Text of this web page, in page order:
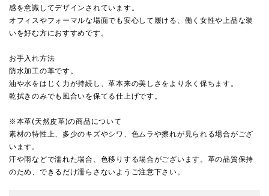
感を意識してデザインされています。
オフィスやフォーマルな場面でも安心して履ける、働く女性や上品な装
いを好む方におすすめです。
お手入れ方法
防水加工の革です。
油や水をはじく力が持続し、革本来の美しさをより永く保ちます。
乾拭きのみでも風合いを保てる仕上げです。
※本革(天然皮革)の商品について
素材の特性上、多少のキズやシワ、色ムラや擦れが見られる場合がござ
います。
汗や雨などで濡れた場合、色移りする場合がございます。革の品質保持
のため、できるだけ濡らさないようご注意下さい。